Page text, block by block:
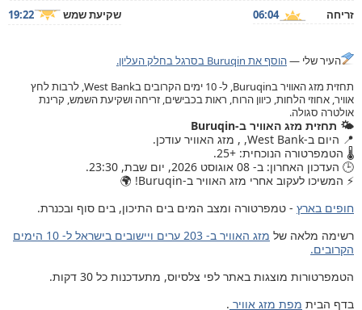
זריחה
06:04 שקיעת שמש 19:22
העיר שלי —הוסף את Buruqin בסרגל בחלק העליון.
תחזית מזג האוויר בBuruqin, ל- 10 ימים הקרובים בWest Bank, לרבות לחץ
אוויר, אחוזי הלחות, כיוון הרוח, ראות בכבישים, זריחה ושקיעת השמש, קרינת
אולטרה סגולה.
🌤️ תחזית מזג האוויר ב-Buruqin
📍 היום ב-West Bank, , מזג האוויר עודכן.
🌡️ הטמפרטורה הנוכחית: +25.
🕒 העדכון האחרון: ב- 08 אוגוסט 2026, יום שבת, 23:30.
⚡ המשיכו לעקוב אחרי מזג האוויר ב-Buruqin! 🌍
חופים בארץ - טמפרטורה ומצב המים בים התיכון, בים סוף ובכנרת.
רשימה מלאה של
מזג האוויר ב- 203 ערים ויישובים בישראל ל- 10 הימים
הקרובים.
הטמפרטורות מוצגות באתר לפי צלסיוס, מתעדכנות כל 30 דקות.
בדף הבית מפת מזג אוויר .